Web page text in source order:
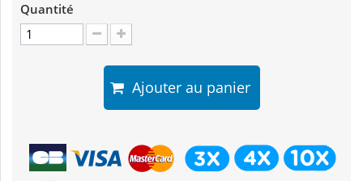
Quantité
Ajouter au panier